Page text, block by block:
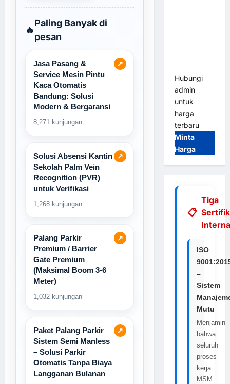
🔥
Paling Banyak di
pesan
↗
Jasa Pasang &
Service Mesin Pintu
Kaca Otomatis
Bandung: Solusi
Modern & Bergaransi
8,271 kunjungan
↗
Solusi Absensi Kantin
Sekolah Palm Vein
Recognition (PVR)
untuk Verifikasi
1,268 kunjungan
↗
Palang Parkir
Premium / Barrier
Gate Premium
(Maksimal Boom 3-6
Meter)
1,032 kunjungan
↗
Paket Palang Parkir
Sistem Semi Manless
– Solusi Parkir
Otomatis Tanpa Biaya
Langganan Bulanan
Hubungi
admin
untuk
harga
terbaru
Minta
Harga
Tiga
ISO
–
Sistem
Mutu
Menjamin
bahwa
seluruh
proses
kerja
MSM